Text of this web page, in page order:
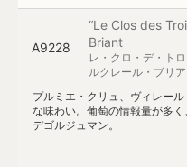
A9228
“Le Clos des
Briant
レ・クロ・デ・ト
ルクレール・ブリ
プルミエ・クリュ、ヴィレー
な味わい。葡萄の情報量が多
デゴルジュマン。